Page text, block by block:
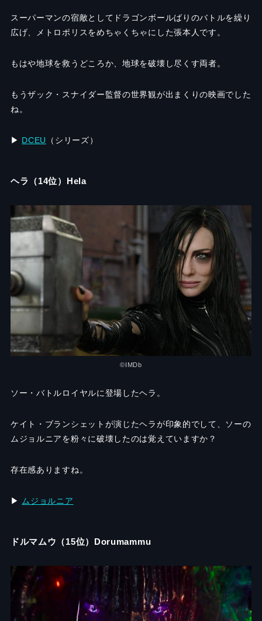
スーパーマンの宿敵としてドラゴンボールばりのバトルを繰り
広げ、メトロポリスをめちゃくちゃにした張本人です。
もはや地球を救うどころか、地球を破壊し尽くす両者。
もうザック・スナイダー監督の世界観が出まくりの映画でした
ね。
▶︎ DCEU （シリーズ）
ヘラ（14位）Hela
©IMDb
ソー・バトルロイヤルに登場したヘラ。
ケイト・ブランシェットが演じたヘラが印象的でして、ソーの
ムジョルニアを粉々に破壊したのは覚えていますか？
存在感ありますね。
▶︎ ムジョルニア
ドルマムウ（15位）Dorumammu